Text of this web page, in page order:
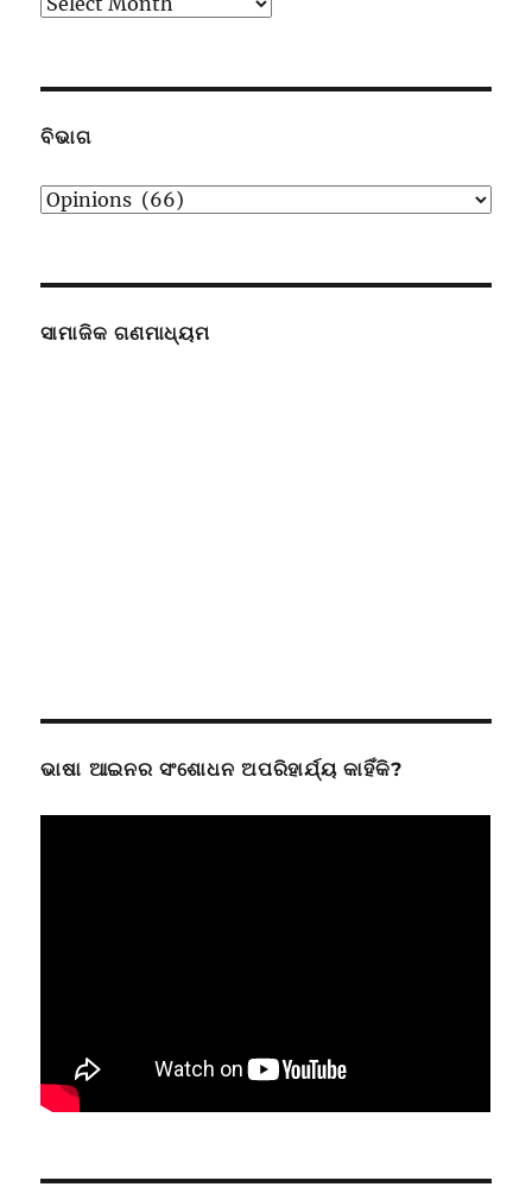
ବିଭାଗ
ବିଭାଗ
ସାମାଜିକ ଗଣମାଧ୍ୟମ
ଭାଷା ଆଇନର ସଂଶୋଧନ ଅପରିହାର୍ଯ୍ୟ କାହିଁକି?